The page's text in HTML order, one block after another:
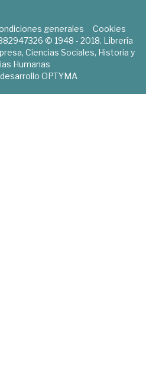
generales
Cookies
© 1948 - 2018. Librería
Ciencias Sociales, Historia y
Humanas
OPTYMA